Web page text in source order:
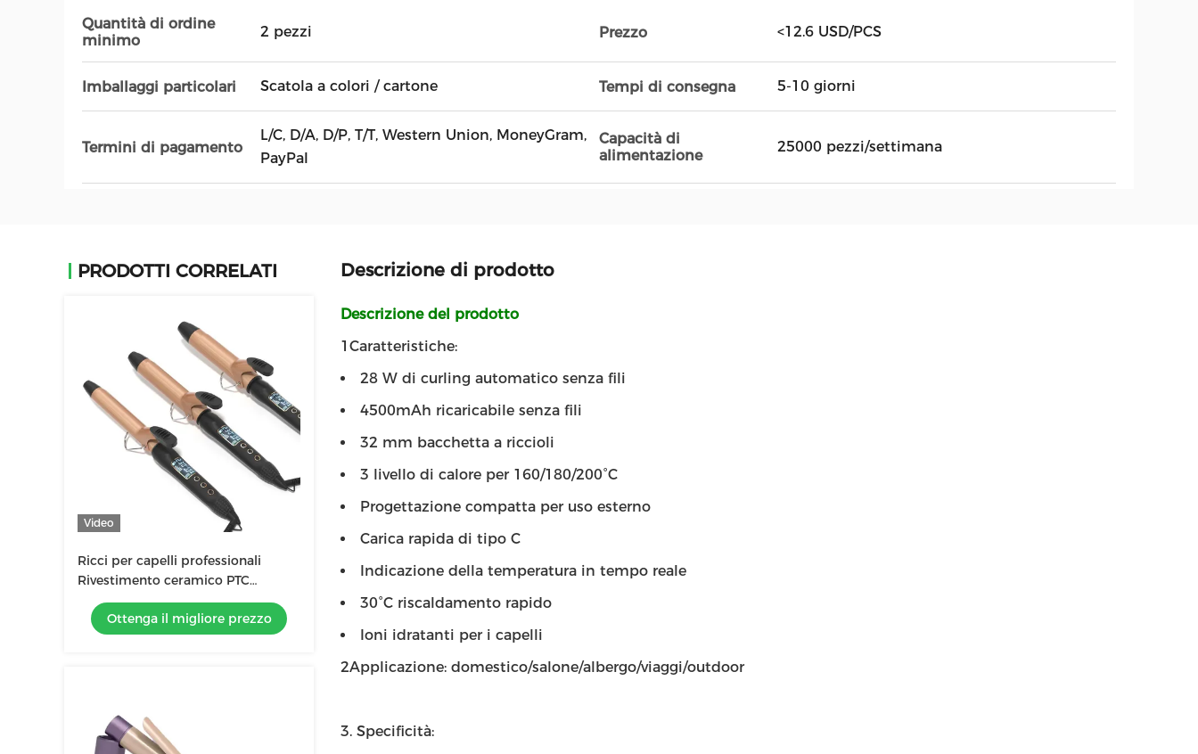
Quantità di ordine
minimo
2 pezzi Prezzo <12.6 USD/PCS
Imballaggi particolari Scatola a colori / cartone Tempi di consegna 5-10 giorni
Termini di pagamento
L/C, D/A, D/P, T/T, Western Union, MoneyGram,
PayPal
Capacità di
alimentazione
25000 pezzi/settimana
PRODOTTI CORRELATI
Video
Ricci per capelli professionali
Rivestimento ceramico PTC
Riscaldamento elettrico Portatile
25mm 32mm 38mm
Ottenga il migliore prezzo
Descrizione di prodotto
Descrizione del prodotto
1Caratteristiche:
28 W di curling automatico senza fili
4500mAh ricaricabile senza fili
32 mm bacchetta a riccioli
3 livello di calore per 160/180/200°C
Progettazione compatta per uso esterno
Carica rapida di tipo C
Indicazione della temperatura in tempo reale
30°C riscaldamento rapido
Ioni idratanti per i capelli
2Applicazione: domestico/salone/albergo/viaggi/outdoor
3. Specificità: